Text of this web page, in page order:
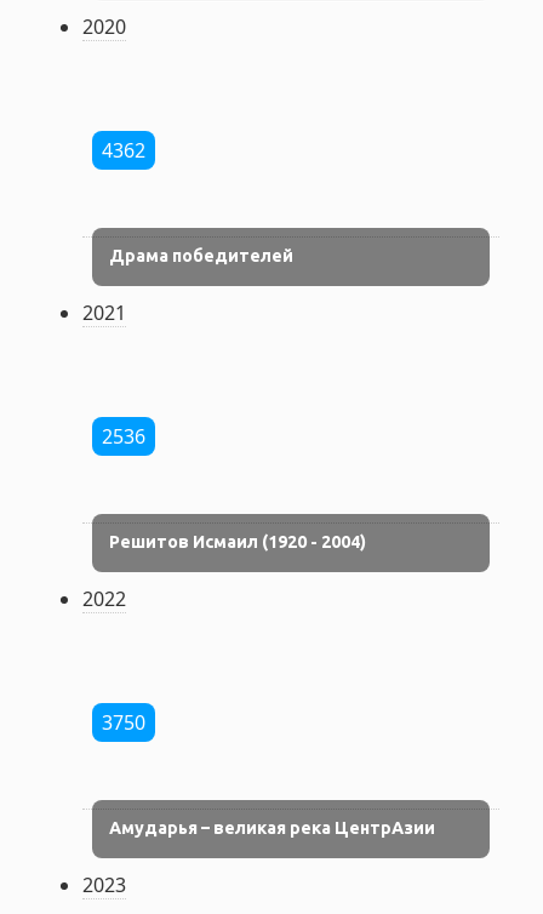
2020
4362
Драма победителей
2021
2536
Решитов Исмаил (1920 - 2004)
2022
3750
Амударья – великая река ЦентрАзии
2023